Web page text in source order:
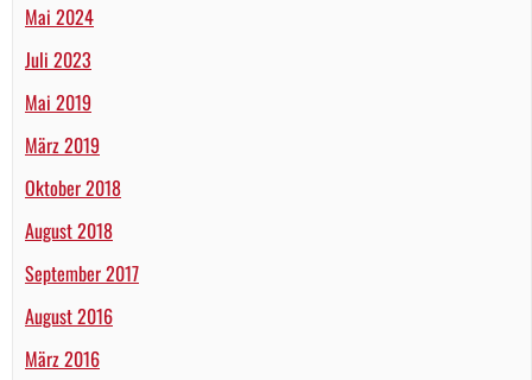
Mai 2024
Juli 2023
Mai 2019
März 2019
Oktober 2018
August 2018
September 2017
August 2016
März 2016